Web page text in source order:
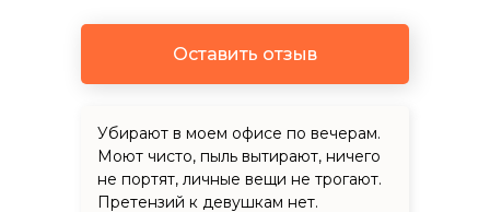
Оставить отзыв
Убирают в моем офисе по вечерам.
Моют чисто, пыль вытирают, ничего
не портят, личные вещи не трогают.
Претензий к девушкам нет.